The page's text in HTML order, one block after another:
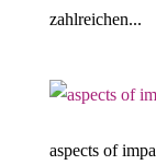
zahlreichen...
aspects of